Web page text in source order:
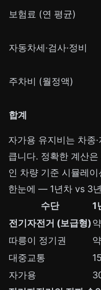
보험료 (연 평균)
자동차세·검사·정비
주차비 (월정액)
합계
자가용 유지비는 차종
큽니다. 정확한 계산은
인 차량 기준 시뮬레이
한눈에 — 1년차 vs 3
수단
1
전기자전거 (보급형)
따릉이 정기권
대중교통
자가용